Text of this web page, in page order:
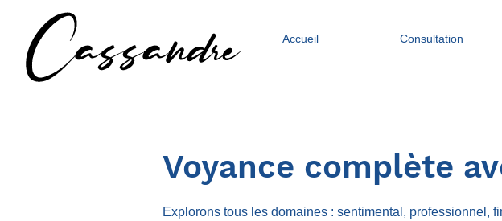
Accueil Consultation
Voyance complète
Explorons tous les domaines : sentimental, professionnel,